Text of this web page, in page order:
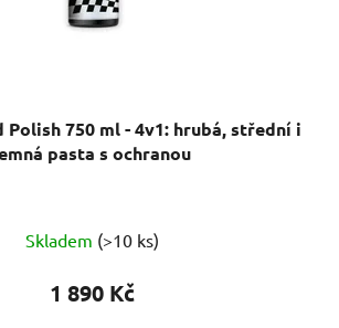
Polish 750 ml - 4v1: hrubá, střední i
pasta s ochranou
Skladem (>10 ks)
1 890 Kč